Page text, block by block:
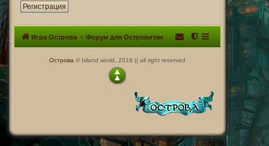
Регистрация
Игра Острова Форум для Островитян
Острова © Island world, 2018 || all right reserved